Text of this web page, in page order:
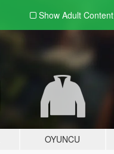
Show Adult Content
OYUNCU